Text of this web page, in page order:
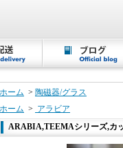
ホーム > 陶磁器/グラス
ホーム > アラビア
ARABIA,TEEMAシリーズ,カ